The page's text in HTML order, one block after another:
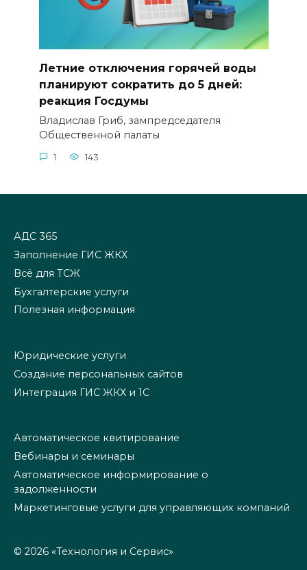
Летние отключения горячей воды
планируют сократить до 5 дней:
реакция Госдумы
Владислав Гриб, зампредседателя
Общественной палаты
1 143
АДС 365
Заполнение ГИС ЖКХ
Всё для ТСЖ
Бухгалтерские услуги
Полезная информация
Юридические услуги
Создание персональных сайтов
Интеграция ГИС ЖКХ и 1С
Автоматическое квитирование
Вебинары и семинары
Автоматическое информирование о
задолженности
Маркетинговые услуги для управляющих компаний
© 2026 «Технология и Сервис»